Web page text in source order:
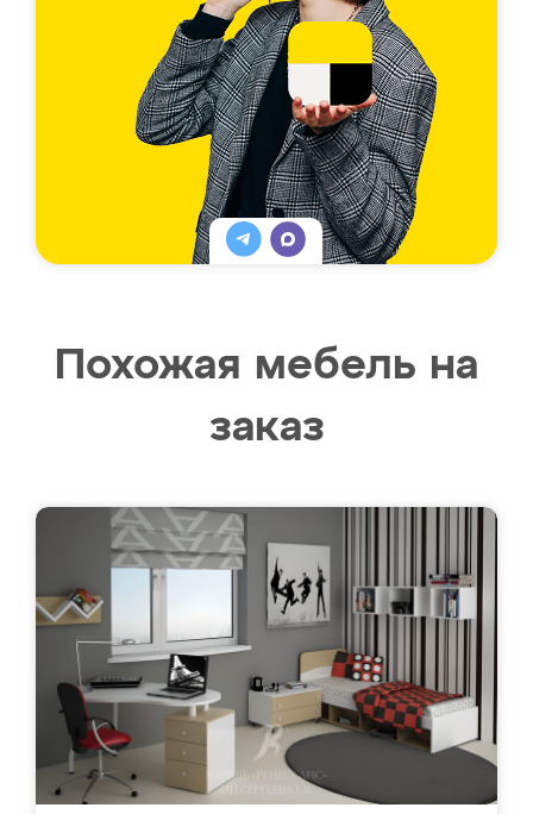
Похожая мебель на
заказ